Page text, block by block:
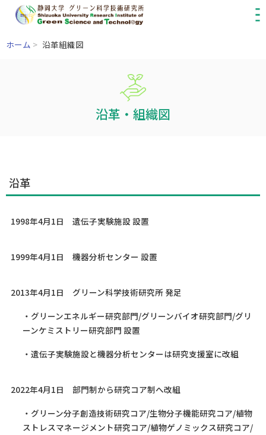
ホーム > 沿革組織図
沿革・組織図
沿革
1998年4月1日 遺伝子実験施設 設置
1999年4月1日 機器分析センター 設置
2013年4月1日 グリーン科学技術研究所 発足
・グリーンエネルギー研究部門/グリーンバイオ研究部門/グリ
ーンケミストリー研究部門 設置
・遺伝子実験施設と機器分析センターは研究支援室に改組
2022年4月1日 部門制から研究コア制へ改組
・グリーン分子創造技術研究コア/生物分子機能研究コア/植物
ストレスマネージメント研究コア/植物ゲノミックス研究コア/